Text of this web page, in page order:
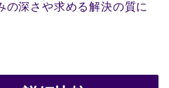
の深さや求める解決の質に